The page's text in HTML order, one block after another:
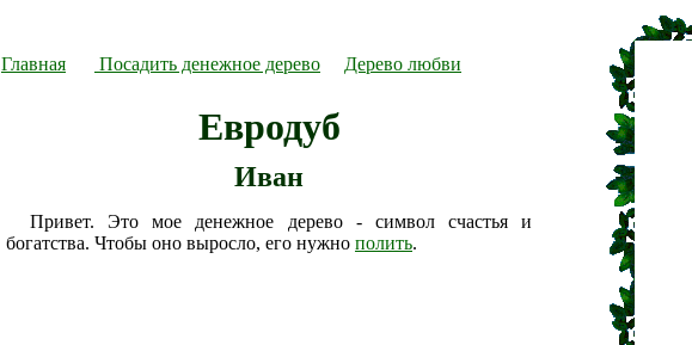
Главная Посадить денежное дерево Дерево любви
Евродуб
Иван
Привет. Это мое денежное дерево - символ счастья и
богатства. Чтобы оно выросло, его нужно полить.